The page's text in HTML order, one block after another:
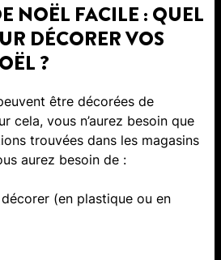
NOËL FACILE : QUEL
DÉCORER VOS
?
être décorées de
cela, vous n’aurez besoin que
trouvées dans les magasins
aurez besoin de :
(en plastique ou en